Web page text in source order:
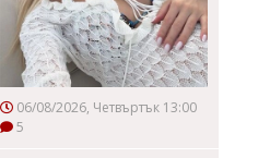
06/08/2026, Четвъртък 13:00
5